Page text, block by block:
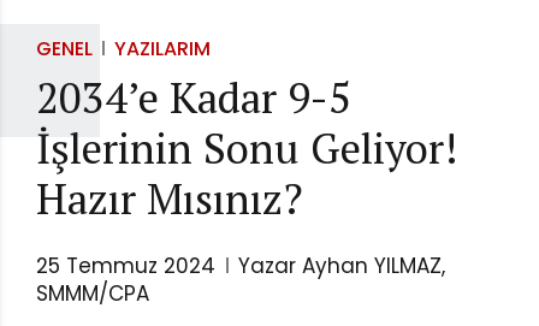
GENEL YAZILARIM
2034’e Kadar 9-5
İşlerinin Sonu Geliyor!
Hazır Mısınız?
25 Temmuz 2024
Yazar Ayhan YILMAZ,
SMMM/CPA